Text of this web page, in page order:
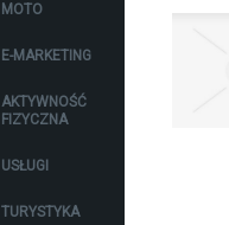
MOTO
E-MARKETING
AKTYWNOŚĆ
FIZYCZNA
USŁUGI
TURYSTYKA